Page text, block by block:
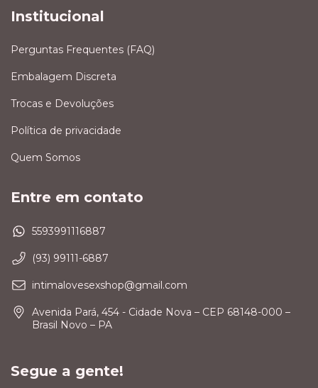
Institucional
Perguntas Frequentes (FAQ)
Embalagem Discreta
Trocas e Devoluções
Política de privacidade
Quem Somos
Entre em contato
5593991116887
(93) 99111-6887
intimalovesexshop@gmail.com
Avenida Pará, 454 - Cidade Nova – CEP 68148-000 –
Brasil Novo – PA
Segue a gente!